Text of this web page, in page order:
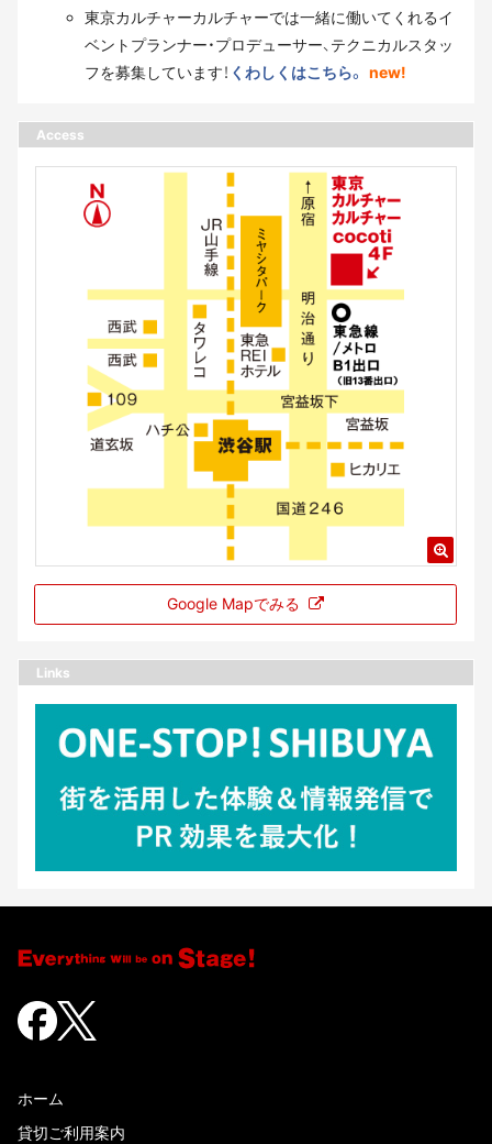
東京カルチャーカルチャーでは一緒に働いてくれるイ
ベントプランナー・プロデューサー、テクニカルスタッ
フを募集しています！ くわしくはこちら。 new!
Access
Google Mapでみる
Links
ホーム
貸切ご利用案内